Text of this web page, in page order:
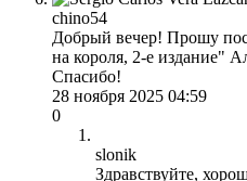
chino54
Добрый вечер! Прошу
на короля, 2-е издание"
Спасибо!
28 ноября 2025 04:59
0
slonik
Здравствуйте,